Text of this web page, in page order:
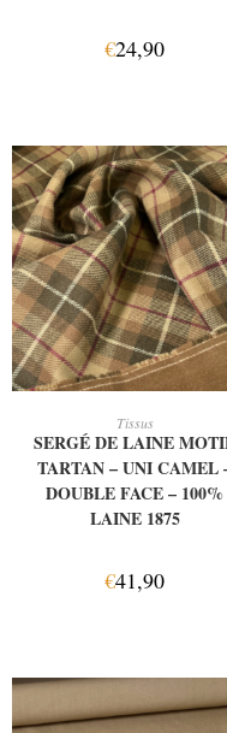
€24,90
AJOUTER AU PANIER
Tissus
SERGÉ DE LAINE
TARTAN – UNI CAMEL
DOUBLE FACE – 100%
LAINE 1875
€41,90